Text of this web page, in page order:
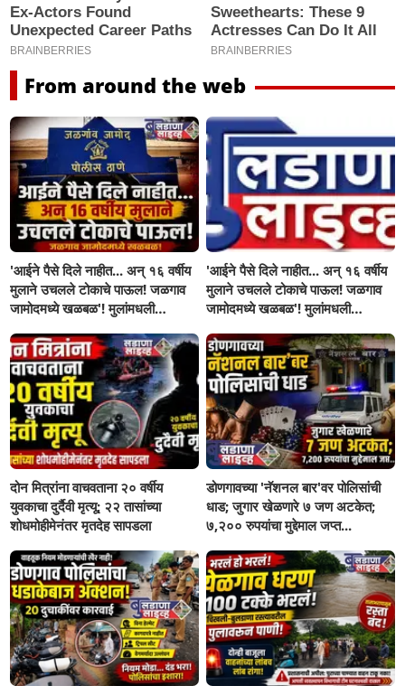
From around the web
'आईने पैसे दिले नाहीत... अन् १६ वर्षीय
मुलाने उचलले टोकाचे पाऊल! जळगाव
जामोदमध्ये खळबळ'! मुलांमधली
'आईने पैसे दिले नाहीत... अन् १६ वर्षीय
मुलाने उचलले टोकाचे पाऊल! जळगाव
जामोदमध्ये खळबळ'! मुलांमधली
दोन मित्रांना वाचवताना २० वर्षीय
युवकाचा दुर्दैवी मृत्यू; २२ तासांच्या
शोधमोहीमेनंतर मृतदेह सापडला
डोणगावच्या 'नॅशनल बार'वर पोलिसांची
धाड; जुगार खेळणारे ७ जण अटकेत;
७,२०० रुपयांचा मुद्देमाल जप्त...